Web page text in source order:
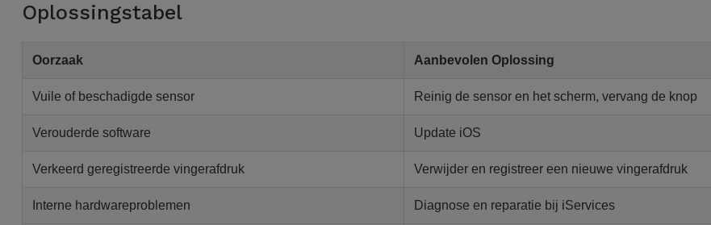
en
Auto en
Computer
Oplossingstabel
Oorzaak Aanbevolen Oplossing
Vuile of beschadigde sensor Reinig de sensor en het scherm, vervang de knop
Verouderde software Update iOS
Verkeerd geregistreerde vingerafdruk Verwijder en registreer een nieuwe vingerafdruk
Interne hardwareproblemen Diagnose en reparatie bij iServices